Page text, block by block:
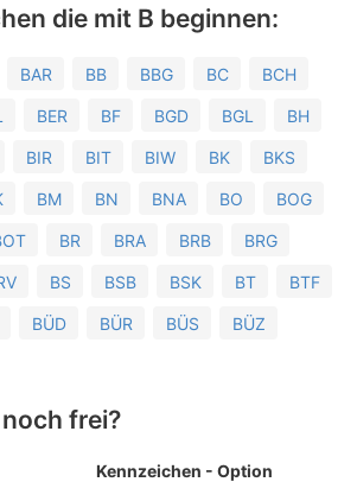
die mit B beginnen:
BAR BB BBG BC BCH
BER BF BGD BGL BH
BIR BIT BIW BK BKS
BM BN BNA BO BOG
BR BRA BRB BRG
BS BSB BSK BT BTF
BÜD BÜR BÜS BÜZ
frei?
Kennzeichen - Option